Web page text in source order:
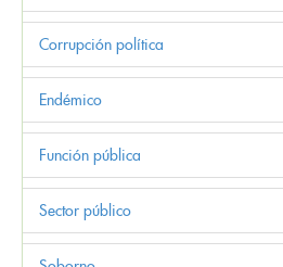
Corrupción política
Endémico
Función pública
Sector público